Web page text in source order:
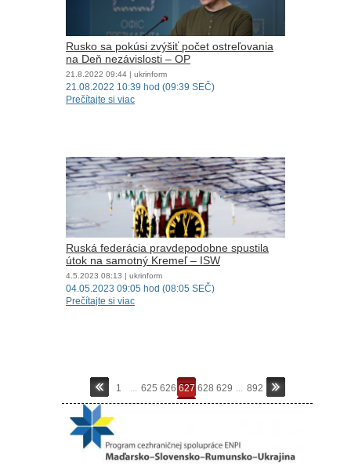
Rusko sa pokúsi zvýšiť počet ostreľovania
na Deň nezávislosti – OP
21.8.2022 09:44 | ukrinform
21.08.2022 10:39 hod (09:39 SEČ)
Prečítajte si viac
Ruská federácia pravdepodobne spustila
útok na samotný Kremeľ – ISW
4.5.2023 08:13 | ukrinform
04.05.2023 09:05 hod (08:05 SEČ)
Prečítajte si viac
1 ... 625 626 627 628 629 ... 892